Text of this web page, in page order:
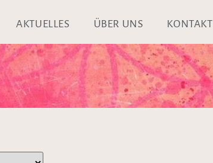
AKTUELLES ÜBER UNS KONTAKT